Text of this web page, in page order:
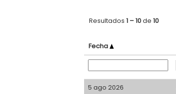
Resultados 1 – 10de 10
Fecha
5 ago 2026